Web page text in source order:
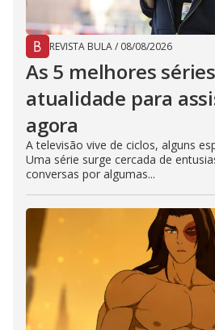
REVISTA BULA/ 08/08/2026
As 5 melhores
atualidade para
agora
A televisão vive de ciclos, alguns
Uma série surge cercada de
conversas por algumas...